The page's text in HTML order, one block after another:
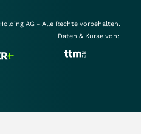
AG - Alle Rechte vorbehalten.
Daten & Kurse von: